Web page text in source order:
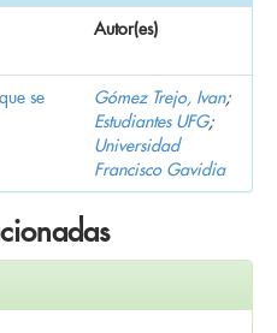
Autor(es)
se
Gómez Trejo, Ivan;
Estudiantes UFG;
Universidad
Francisco Gavidia